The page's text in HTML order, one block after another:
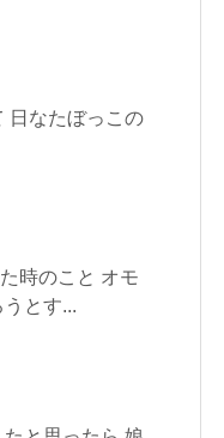
日なたぼっこの
時のこと オモ
とす...